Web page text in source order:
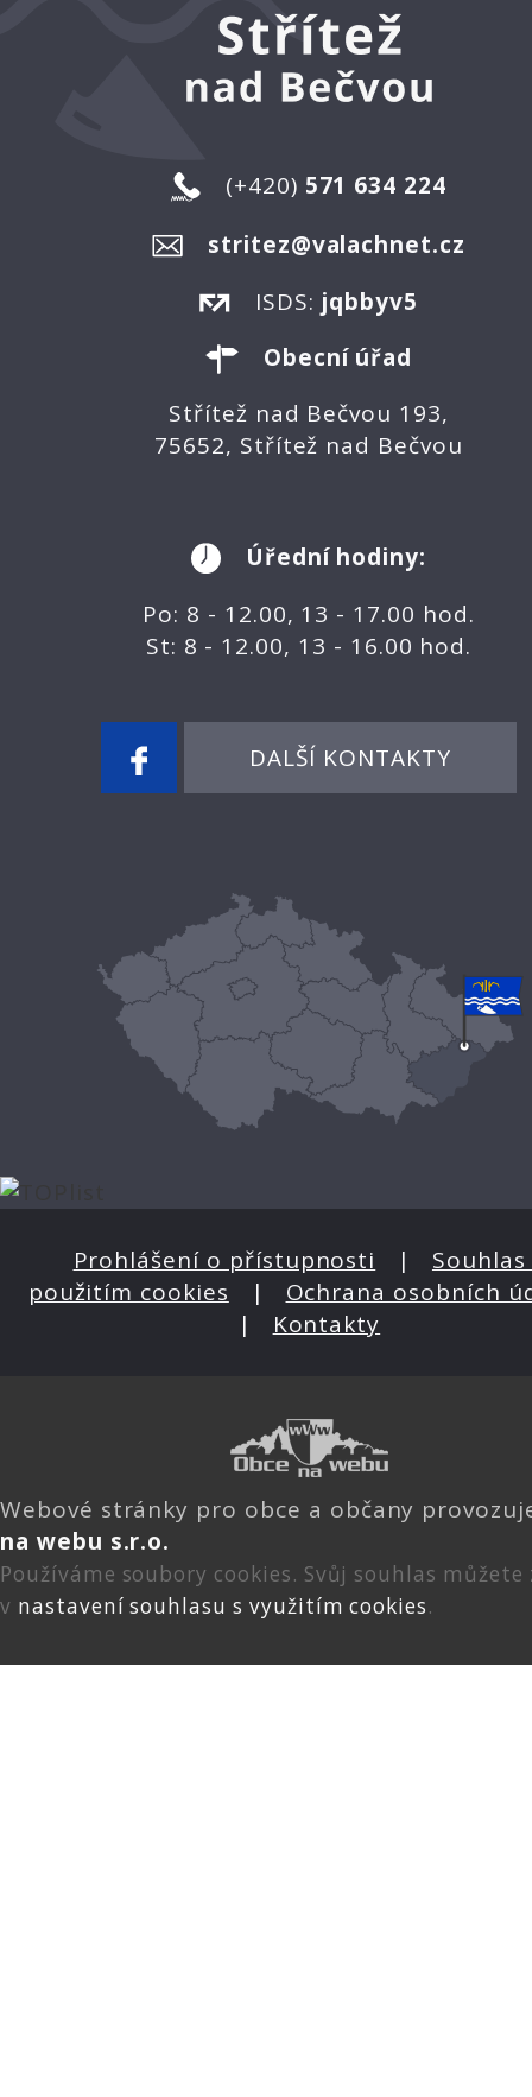
(+420) 571 634 224
stritez@valachnet.cz
ISDS: jqbbyv5
Obecní úřad
Střítež nad Bečvou 193,
75652, Střítež nad Bečvou
Úřední hodiny:
Po: 8 - 12.00, 13 - 17.00 hod.
St: 8 - 12.00, 13 - 16.00 hod.
DALŠÍ KONTAKTY
Prohlášení o přístupnosti | Souhlas
použitím cookies | Ochrana osobních
| Kontakty
Webové stránky pro obce a občany
na webu s.r.o.
Používáme soubory cookies. Svůj souhlas
v nastavení souhlasu s využitím cookies.